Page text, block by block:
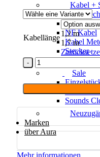
Kabel +
NF Kabel
Kabel
Stecker
Rund um
Sale
Sounds
Marken
über Aura
Kabellänge1,2 m
1,7 m
Linn
T.Kable
für
Plattenspieler
Menge
Mehr informationen